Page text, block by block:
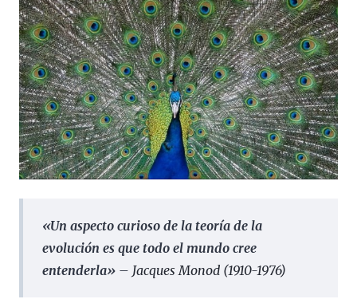
«Un aspecto curioso de la teoría de la
evolución es que todo el mundo cree
entenderla» – Jacques Monod (1910-1976)